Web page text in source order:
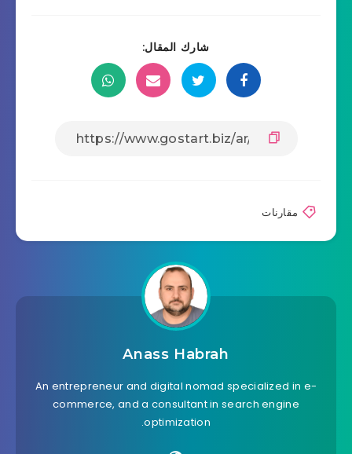
شارك المقال:
مقارنات
Anass Habrah
An entrepreneur and digital nomad specialized in e-
commerce, and a consultant in search engine
optimization.